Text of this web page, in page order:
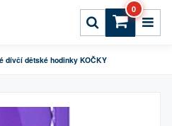
0
dívčí dětské hodinky KOČKY